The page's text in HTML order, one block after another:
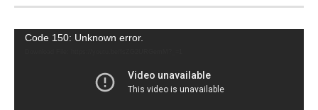
Video
Code 150: Unknown error.